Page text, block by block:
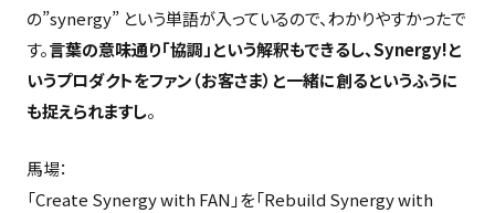
の”synergy” という単語が入っているので、わかりやすかったで
す。言葉の意味通り「協調」という解釈もできるし、Synergy!と
いうプロダクトをファン（お客さま）と一緒に創るというふうに
も捉えられますし。
馬場：
「Create Synergy with FAN」を「Rebuild Synergy with